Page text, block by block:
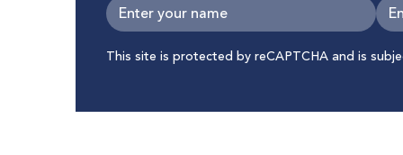
This site is protected by reCAPTCHA and is